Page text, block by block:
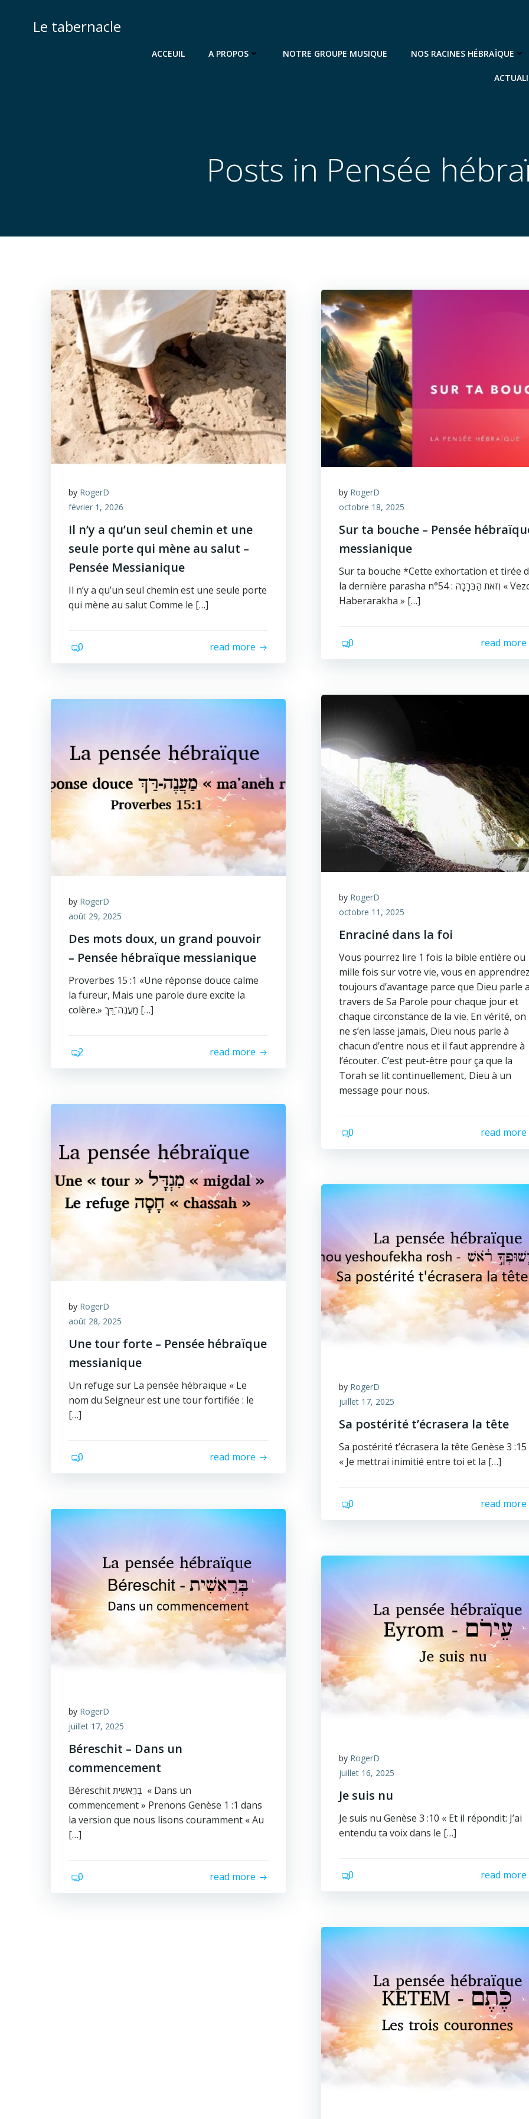
contenuLe tabernacle
ACCEUIL A PROPOS NOTRE GROUPE MUSIQUE NOS RACINES HÉBRAÏQUE
Posts in Pensée
by RogerD
février 1, 2026
Il n’y a qu’un seul chemin et une
seule porte qui mène au salut –
Pensée Messianique
Il n’y a qu’un seul chemin est une seule porte
qui mène au salut Comme le […]
0 read more
by RogerD
octobre 18, 2025
Sur ta bouche – Pensée
messianique
Sur ta bouche *Cette exhortation et tirée
la dernière parasha n°54 : וְזֹאת הַבְּרָכָה « Vezot
Haberarakha » […]
0 read more
by RogerD
octobre 11, 2025
Enraciné dans la foi
Vous pourrez lire 1 fois la bible entière ou
mille fois sur votre vie, vous en
toujours d’avantage parce que Dieu parle
travers de Sa Parole pour chaque jour et
chaque circonstance de la vie. En vérité, on
ne s’en lasse jamais, Dieu nous parle à
chacun d’entre nous et il faut apprendre à
l’écouter. C’est peut-être pour ça que la
Torah se lit continuellement, Dieu à un
message pour nous.
0 read more
by RogerD
août 29, 2025
Des mots doux, un grand pouvoir
– Pensée hébraïque messianique
Proverbes 15 :1 «Une réponse douce calme
la fureur, Mais une parole dure excite la
colère.» מַֽעֲנֶה־רַּ֭ךְ […]
2 read more
by RogerD
août 28, 2025
Une tour forte – Pensée hébraïque
messianique
Un refuge sur La pensée hébraïque « Le
nom du Seigneur est une tour fortifiée : le
[…]
0 read more
by RogerD
juillet 17, 2025
Sa postérité t’écrasera la tête
Sa postérité t’écrasera la tête Genèse 3 :15
« Je mettrai inimitié entre toi et la […]
0 read more
by RogerD
juillet 17, 2025
Béreschit – Dans un
commencement
Béreschit בְּרֵאשִׁית « Dans un
commencement » Prenons Genèse 1 :1 dans
la version que nous lisons couramment « Au
[…]
0 read more
by RogerD
juillet 16, 2025
Je suis nu
Je suis nu Genèse 3 :10 « Et il répondit: J’ai
entendu ta voix dans le […]
0 read more